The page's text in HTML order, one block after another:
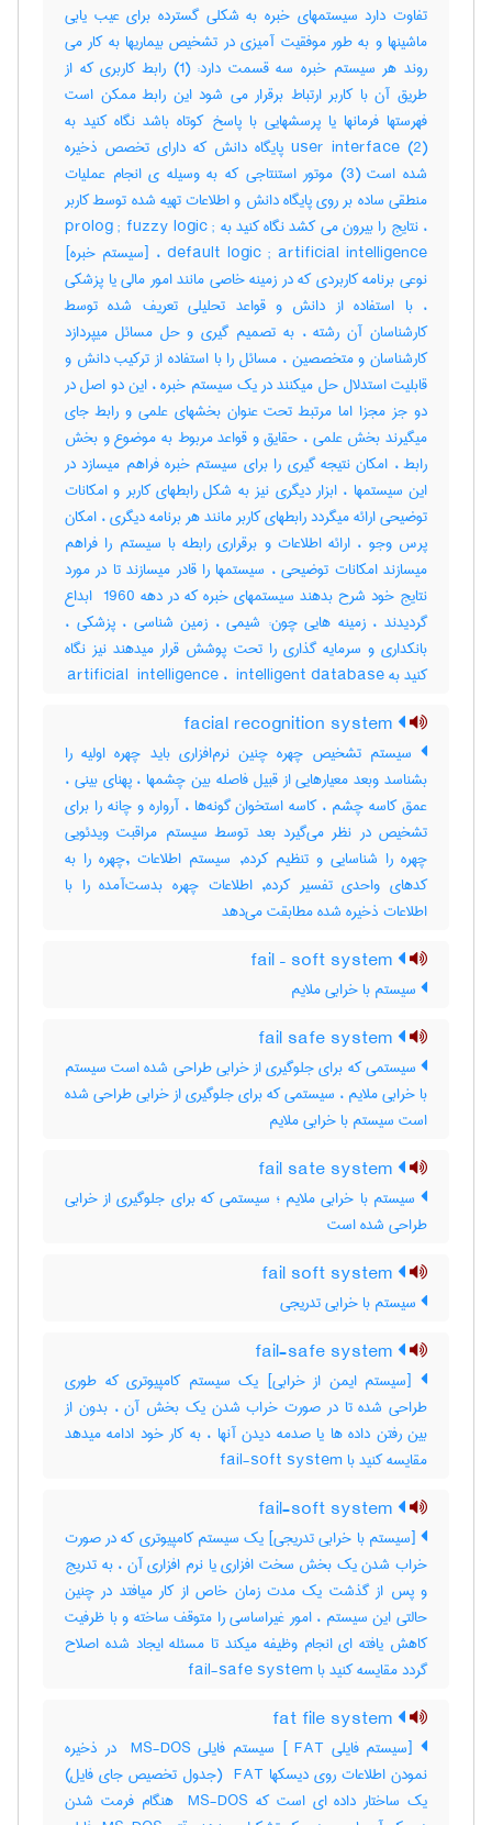
تفاوت دارد سیستمهای خبره به شکلی گسترده برای عیب یابی
ماشینها و به طور موفقیت آمیزی در تشخیص بیماریها به کار می
روند هر سیستم خبره سه قسمت دارد: (1) رابط کاربری که از
طریق آن با کاربر ارتباط برقرار می شود این رابط ممکن است
فهرستها فرمانها یا پرسشهایی با پاسخ کوتاه باشد نگاه کنید به
user interface (2) پایگاه دانش که دارای تخصص ذخیره
شده است (3) موتور استنتاجی که به وسیله ی انجام عملیات
منطقی ساده بر روی پایگاه دانش و اطلاعات تهیه شده توسط کاربر
، نتایج را بیرون می کشد نگاه کنید به prolog ; fuzzy logic ;
default logic ; artificial intelligence ، [سیستم خبره]
نوعی برنامه کاربردی که در زمینه خاصی مانند امور مالی یا پزشکی
، با استفاده از دانش و قواعد تحلیلی تعریف شده توسط
کارشناسان آن رشته ، به تصمیم گیری و حل مسائل میپردازد
کارشناسان و متخصصین ، مسائل را با استفاده از ترکیب دانش و
قابلیت استدلال حل میکنند در یک سیستم خبره ، این دو اصل در
دو جز مجزا اما مرتبط تحت عنوان بخشهای علمی و رابط جای
میگیرند بخش علمی ، حقایق و قواعد مربوط به موضوع و بخش
رابط ، امکان نتیجه گیری را برای سیستم خبره فراهم میسازد در
این سیستمها ، ابزار دیگری نیز به شکل رابطهای کاربر و امکانات
توضیحی ارائه میگردد رابطهای کاربر مانند هر برنامه دیگری ، امکان
پرس وجو ، ارائه اطلاعات و برقراری رابطه با سیستم را فراهم
میسازند امکانات توضیحی ، سیستمها را قادر میسازند تا در مورد
نتایج خود شرح بدهند سیستمهای خبره که در دهه ‎ 1960 ابداع
گردیدند ، زمینه هایی چون: شیمی ، زمین شناسی ، پزشکی ،
بانکداری و سرمایه گذاری را تحت پوشش قرار میدهند نیز نگاه
کنید به ‎artificial ‎ intelligence ، ‎ intelligent database
سیستم تشخیص چهره چنین نرم‌افزاری باید چهره اولیه را
بشناسد وبعد معیارهایی از قبیل فاصله بین چشمها ، پهنای بینی ،
عمق کاسه چشم ، کاسه استخوان گونه‌ها ، آرواره و چانه را برای
تشخیص در نظر می‌گیرد بعد توسط سیستم مراقبت ویدئویی
چهره را شناسایی و تنظیم کرده, سیستم اطلاعات ,چهره را به
کدهای واحدی تفسیر کرده, اطلاعات چهره بدست‌آمده را با
اطلاعات ذخیره شده مطابقت می‌دهد
سیستم با خرابی ملایم
سیستمی که برای جلوگیری از خرابی طراحی شده است سیستم
با خرابی ملایم ، سیستمی که برای جلوگیری از خرابی طراحی شده
است سیستم با خرابی ملایم
سیستم با خرابی ملایم ؛ سیستمی که برای جلوگیری از خرابی
طراحی شده است
سیستم با خرابی تدریجی
[سیستم ایمن از خرابی] یک سیستم کامپیوتری که طوری
طراحی شده تا در صورت خراب شدن یک بخش آن ، بدون از
بین رفتن داده ها یا صدمه دیدن آنها ، به کار خود ادامه میدهد
مقایسه کنید با ‎ fail-soft system
[سیستم با خرابی تدریجی] یک سیستم کامپیوتری که در صورت
خراب شدن یک بخش سخت افزاری یا نرم افزاری آن ، به تدریج
و پس از گذشت یک مدت زمان خاص از کار میافتد در چنین
حالتی این سیستم ، امور غیراساسی را متوقف ساخته و با ظرفیت
کاهش یافته ای انجام وظیفه میکند تا مسئله ایجاد شده اصلاح
گردد مقایسه کنید با ‎ fail-safe system
[سیستم فایلی ‎ FAT] سیستم فایلی ‎ MS-DOS در ذخیره
نمودن اطلاعات روی دیسکها ‎ FAT (جدول تخصیص جای فایل)
یک ساختار داده ای است که ‎ MS-DOS هنگام فرمت شدن